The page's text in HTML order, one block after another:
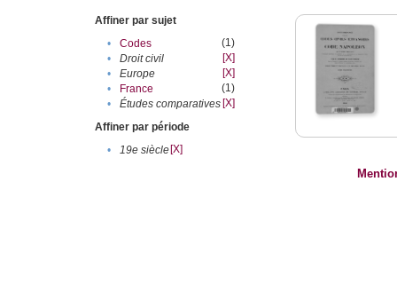
Affiner par sujet
•
Codes
(1)
•
Droit civil
[X]
•
Europe
[X]
•
France
(1)
•
Études comparatives [X]
Affiner par période
•
19e siècle[X]